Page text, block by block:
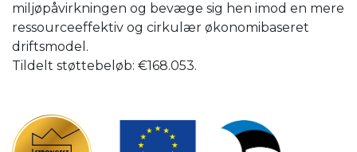
miljøpåvirkningen og bevæge sig hen imod en mere
ressourceeffektiv og cirkulær økonomibaseret
driftsmodel.
Tildelt støttebeløb: €168.053.